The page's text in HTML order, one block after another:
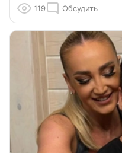
119 Обсудить